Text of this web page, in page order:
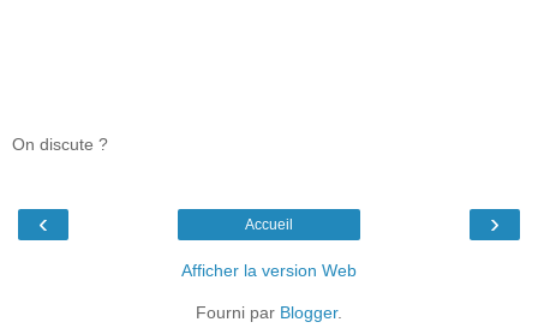
On discute ?
‹ ›
Accueil
Afficher la version Web
Fourni par Blogger.